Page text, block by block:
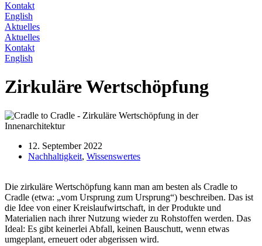
Kontakt
English
Aktuelles
Aktuelles
Kontakt
English
Zirkuläre Wertschöpfung
12. September 2022
Nachhaltigkeit, Wissenswertes
Die zirkuläre Wertschöpfung kann man am besten als Cradle to
Cradle (etwa: „vom Ursprung zum Ursprung“) beschreiben. Das ist
die Idee von einer Kreislaufwirtschaft, in der Produkte und
Materialien nach ihrer Nutzung wieder zu Rohstoffen werden. Das
Ideal: Es gibt keinerlei Abfall, keinen Bauschutt, wenn etwas
umgeplant, erneuert oder abgerissen wird.